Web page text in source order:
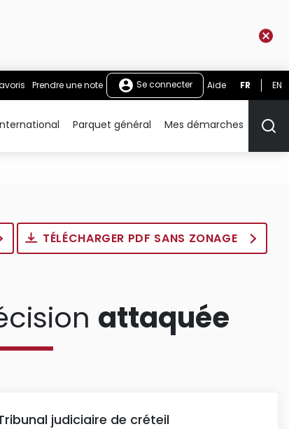
Prendre une note Se connecter Aide FR EN
Parquet général Mes démarches
TÉLÉCHARGER PDF SANS ZONAGE
attaquée
judiciaire de créteil